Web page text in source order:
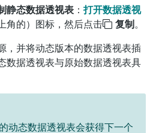
静态数据透视表 ：打开数据透视
角的）图标，然后点击 复制 。
，并将动态版本的数据透视表插
数据透视表与原始数据透视表具
动态数据透视表会获得下一个